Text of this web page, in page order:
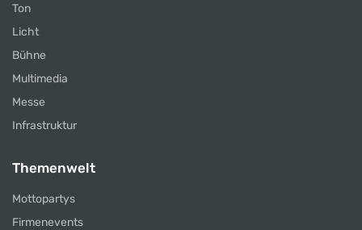
Ton
Licht
Bühne
Multimedia
Messe
Infrastruktur
Themenwelt
Mottopartys
Firmenevents